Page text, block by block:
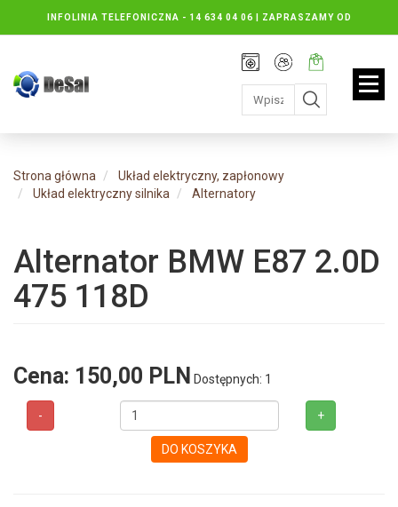
INFOLINIA TELEFONICZNA - 14 634 04 06 | ZAPRASZAMY OD
PONIEDZIAŁKU DO PIĄTKU : 8.30 DO 16.30, SOBOTY: 8.30 DO 13.00
Rejestracja
Moje
konto
Twój
koszyk:
jest
pusty
Strona główna
Układ elektryczny, zapłonowy
Układ elektryczny silnika
Alternatory
Alternator BMW E87 2.0D
475 118D
Cena: 150,00 PLN Dostępnych: 1
- +
DO KOSZYKA